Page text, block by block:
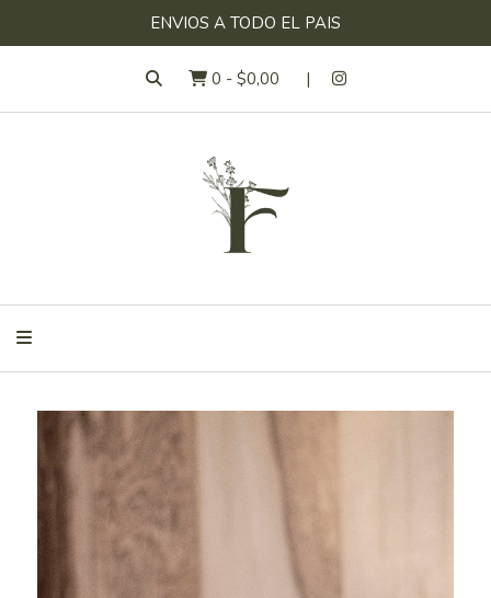
ENVIOS A TODO EL PAIS
0 - $0,00